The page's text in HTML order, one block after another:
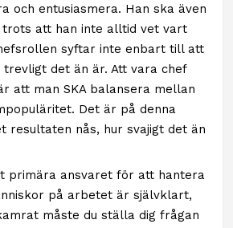
och entusiasmera. Han ska även
att han inte alltid vet vart
syftar inte enbart till att
det än är. Att vara chef
att man SKA balansera mellan
Det är på denna
resultaten nås, hur svajigt det än
primära ansvaret för att hantera
på arbetet är självklart,
måste du ställa dig frågan